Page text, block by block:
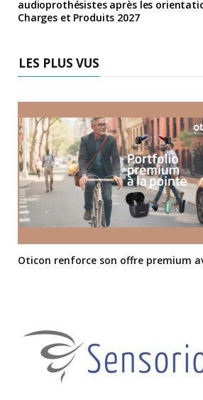
audioprothésistes après les
Charges et Produits 2027
LES PLUS VUS
Oticon renforce son offre premium